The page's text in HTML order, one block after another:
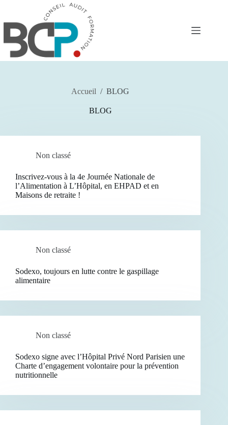
contenu
Accueil / BLOG
BLOG
Non classé
Inscrivez-vous à la 4e Journée Nationale de
l’Alimentation à L’Hôpital, en EHPAD et en
Maisons de retraite !
Non classé
Sodexo, toujours en lutte contre le gaspillage
alimentaire
Non classé
Sodexo signe avec l’Hôpital Privé Nord Parisien une
Charte d’engagement volontaire pour la prévention
nutritionnelle